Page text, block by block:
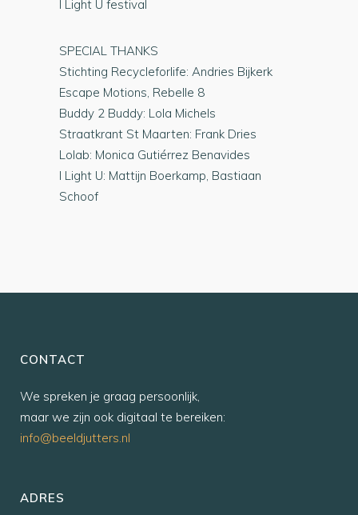
I Light U festival
SPECIAL THANKS
Stichting Recycleforlife: Andries Bijkerk
Escape Motions, Rebelle 8
Buddy 2 Buddy: Lola Michels
Straatkrant St Maarten: Frank Dries
Lolab: Monica Gutiérrez Benavides
I Light U: Mattijn Boerkamp, Bastiaan
Schoof
CONTACT
We spreken je graag persoonlijk,
maar we zijn ook digitaal te bereiken:
info@beeldjutters.nl
ADRES